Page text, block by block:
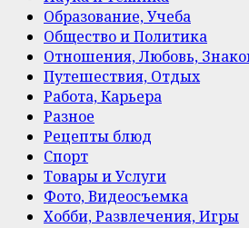
Образование, Учеба
Общество и Политика
Отношения, Любовь,
Путешествия, Отдых
Работа, Карьера
Разное
Рецепты блюд
Спорт
Товары и Услуги
Фото, Видеосъемка
Хобби, Развлечения, Игры